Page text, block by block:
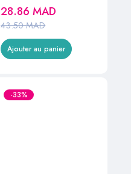
10CMX4M
43.50MAD
28.86MAD
Ajouter au panier
-33%